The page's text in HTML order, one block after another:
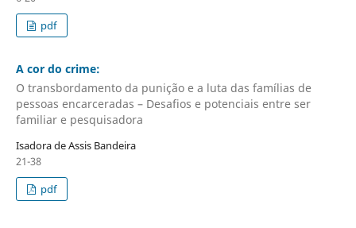
pdf
A cor do crime:
O transbordamento da punição e a luta das famílias de
pessoas encarceradas – Desafios e potenciais entre ser
familiar e pesquisadora
Isadora de Assis Bandeira
21-38
pdf